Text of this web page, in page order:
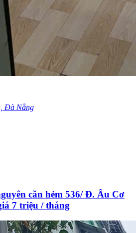
Đà Nẵng
căn hẻm 536/ Đ. Âu Cơ
7 triệu / tháng